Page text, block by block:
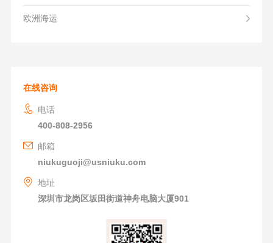
欧洲海运
在线咨询
电话
400-808-2956
邮箱
niukuguoji@usniuku.com
地址
深圳市龙岗区坂田街道神舟电脑大厦901